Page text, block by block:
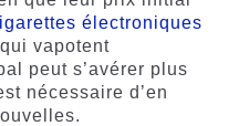
électroniques
vapotent
peut s’avérer plus
nécessaire d’en